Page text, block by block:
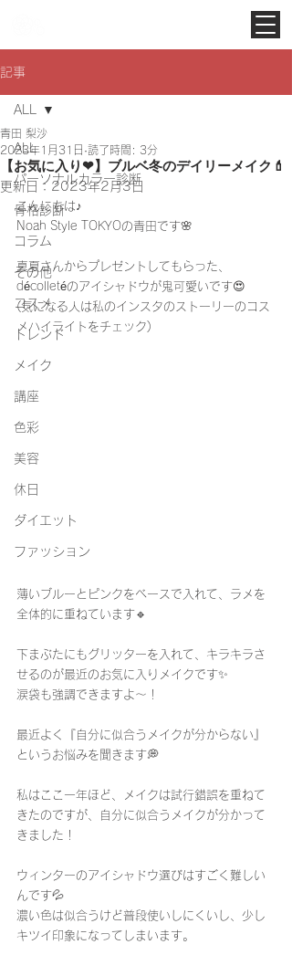
記事
ALL
パーソナルカラー診断
骨格診断
コラム
その他
コスメ
トレンド
メイク
講座
色彩
美容
休日
ダイエット
ファッション
ALL
【お気に入り❤︎】ブルベ冬のデイリーメイク💄
青田 梨沙
2023年1月31日 読了時間: 3分
更新日： 2023年2月3日
こんにちは♪
Noah Style TOKYOの青田です🌸
真夏さんからプレゼントしてもらった、
décolletéのアイシャドウが鬼可愛いです😍
(気になる人は私のインスタのストーリーのコス
メハイライトをチェック)
薄いブルーとピンクをベースで入れて、ラメを
全体的に重ねています🔹
下まぶたにもグリッターを入れて、キラキラさ
せるのが最近のお気に入りメイクです✨
涙袋も強調できますよ〜！
最近よく『自分に似合うメイクが分からない』
というお悩みを聞きます💭
私はここ一年ほど、メイクは試行錯誤を重ねて
きたのですが、自分に似合うメイクが分かって
きました！
ウィンターのアイシャドウ選びはすごく難しい
んです💦
濃い色は似合うけど普段使いしにくいし、少し
キツイ印象になってしまいます。